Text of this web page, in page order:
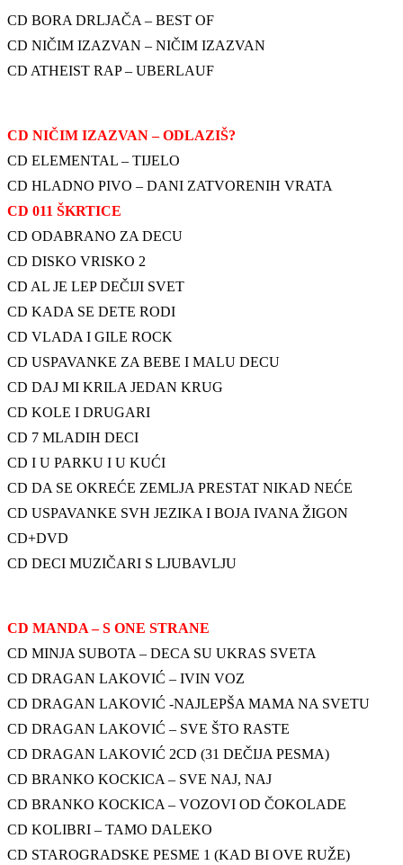
CD BORA DRLJAČA – BEST OF
CD NIČIM IZAZVAN – NIČIM IZAZVAN
CD ATHEIST RAP – UBERLAUF
CD NIČIM IZAZVAN – ODLAZIŠ?
CD ELEMENTAL – TIJELO
CD HLADNO PIVO – DANI ZATVORENIH VRATA
CD 011 ŠKRTICE
CD ODABRANO ZA DECU
CD DISKO VRISKO 2
CD AL JE LEP DEČIJI SVET
CD KADA SE DETE RODI
CD VLADA I GILE ROCK
CD USPAVANKE ZA BEBE I MALU DECU
CD DAJ MI KRILA JEDAN KRUG
CD KOLE I DRUGARI
CD 7 MLADIH DECI
CD I U PARKU I U KUĆI
CD DA SE OKREĆE ZEMLJA PRESTAT NIKAD NEĆE
CD USPAVANKE SVH JEZIKA I BOJA IVANA ŽIGON
CD+DVD
CD DECI MUZIČARI S LJUBAVLJU
CD MANDA – S ONE STRANE
CD MINJA SUBOTA – DECA SU UKRAS SVETA
CD DRAGAN LAKOVIĆ – IVIN VOZ
CD DRAGAN LAKOVIĆ -NAJLEPŠA MAMA NA SVETU
CD DRAGAN LAKOVIĆ – SVE ŠTO RASTE
CD DRAGAN LAKOVIĆ 2CD (31 DEČIJA PESMA)
CD BRANKO KOCKICA – SVE NAJ, NAJ
CD BRANKO KOCKICA – VOZOVI OD ČOKOLADE
CD KOLIBRI – TAMO DALEKO
CD STAROGRADSKE PESME 1 (KAD BI OVE RUŽE)